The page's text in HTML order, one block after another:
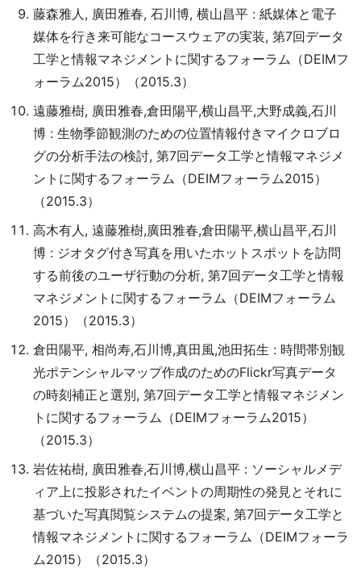
藤森雅人, 廣田雅春, 石川博, 横山昌平 : 紙媒体と電子
媒体を行き来可能なコースウェアの実装, 第7回データ
工学と情報マネジメントに関するフォーラム（DEIMフ
ォーラム2015）（2015.3）
遠藤雅樹, 廣田雅春,倉田陽平,横山昌平,大野成義,石川
博 : 生物季節観測のための位置情報付きマイクロブロ
グの分析手法の検討, 第7回データ工学と情報マネジメ
ントに関するフォーラム（DEIMフォーラム2015）
（2015.3）
高木有人, 遠藤雅樹,廣田雅春,倉田陽平,横山昌平,石川
博 : ジオタグ付き写真を用いたホットスポットを訪問
する前後のユーザ行動の分析, 第7回データ工学と情報
マネジメントに関するフォーラム（DEIMフォーラム
2015）（2015.3）
倉田陽平, 相尚寿,石川博,真田風,池田拓生 : 時間帯別観
光ポテンシャルマップ作成のためのFlickr写真データ
の時刻補正と選別, 第7回データ工学と情報マネジメン
トに関するフォーラム（DEIMフォーラム2015）
（2015.3）
岩佐祐樹, 廣田雅春,石川博,横山昌平 : ソーシャルメデ
ィア上に投影されたイベントの周期性の発見とそれに
基づいた写真閲覧システムの提案, 第7回データ工学と
情報マネジメントに関するフォーラム（DEIMフォーラ
ム2015）（2015.3）